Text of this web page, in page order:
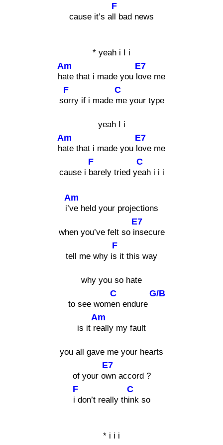
cause it’s a
F
ll bad news
* yeah i I i
h
Am
ate that i made you l
E7
ove me
s
F
orry if i made
C
me your type
yeah I i
h
Am
ate that i made you l
E7
ove me
cause i
F
barely tried y
C
eah i i i
i’
Am
ve held your projections
when you’ve felt so i
E7
nsecure
tell me why i
F
s it this way
why you so hate
to see wom
C
en endure
G/B
is it r
Am
eally my fault
you all gave me your hearts
of your o
E7
wn accord ?
F
i don’t really th
C
ink so
* i i i